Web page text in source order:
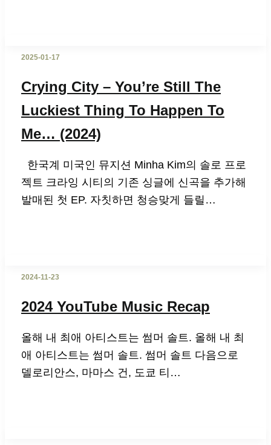
2025-01-17
Crying City – You’re Still The
Luckiest Thing To Happen To
Me… (2024)
한국계 미국인 뮤지션 Minha Kim의 솔로 프로
젝트 크라잉 시티의 기존 싱글에 신곡을 추가해
발매된 첫 EP. 자칫하면 청승맞게 들릴…
2024-11-23
2024 YouTube Music Recap
올해 내 최애 아티스트는 썸머 솔트. 올해 내 최
애 아티스트는 썸머 솔트. 썸머 솔트 다음으로
델로리안스, 마마스 건, 도쿄 티…